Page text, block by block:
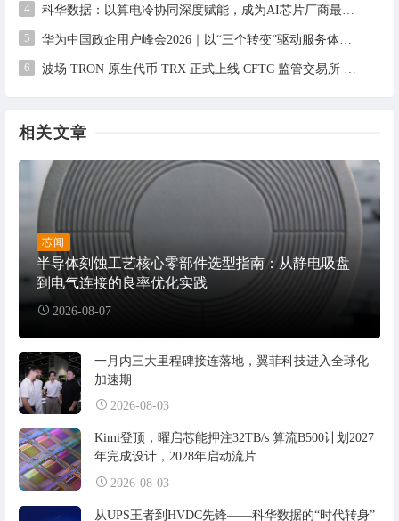
4
5
6
相关文章
芯闻
半导体刻蚀工艺核心零部件选型指南：从静电吸盘
到电气连接的良率优化实践
2026-08-07
一月内三大里程碑接连落地，翼菲科技进入全球化
加速期
2026-08-03
Kimi登顶，曜启芯能押注32TB/s 算流B500计划2027
年完成设计，2028年启动流片
2026-08-03
从UPS王者到HVDC先锋——科华数据的“时代转身”